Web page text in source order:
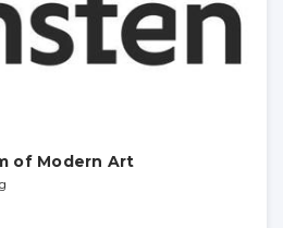
of Modern Art